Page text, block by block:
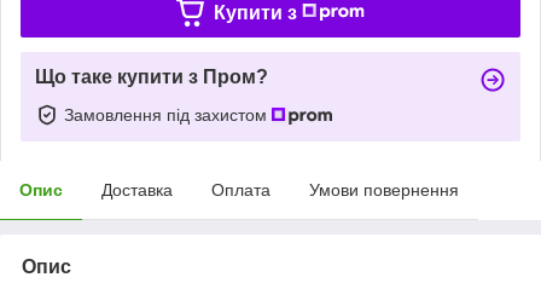
Купити з
Що таке купити з Пром?
Замовлення під захистом
Опис Доставка Оплата Умови повернення
Опис